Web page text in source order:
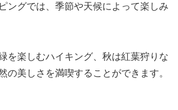
ングでは、季節や天候によって楽しみ
を楽しむハイキング、秋は紅葉狩りな
の美しさを満喫することができます。